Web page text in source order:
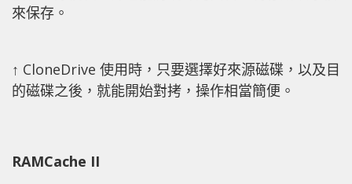
來保存。
↑ CloneDrive 使用時，只要選擇好來源磁碟，以及目
的磁碟之後，就能開始對拷，操作相當簡便。
RAMCache II